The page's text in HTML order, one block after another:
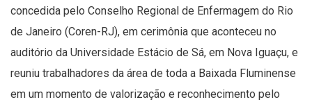
concedida pelo Conselho Regional de Enfermagem do Rio
de Janeiro (Coren-RJ), em cerimônia que aconteceu no
auditório da Universidade Estácio de Sá, em Nova Iguaçu, e
reuniu trabalhadores da área de toda a Baixada Fluminense
em um momento de valorização e reconhecimento pelo